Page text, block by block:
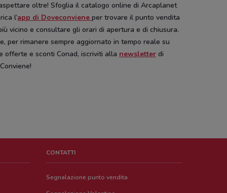
oltre! Sfoglia il catalogo online di Arcaplanet
l’app di Doveconvieneper trovare il punto vendita
vicino e consultare gli orari di apertura e di chiusura.
per rimanere sempre aggiornato in tempo reale su
offerte e sconti Conad, iscriviti alla newsletter di
CONTATTI
Segnalazione punto vendita